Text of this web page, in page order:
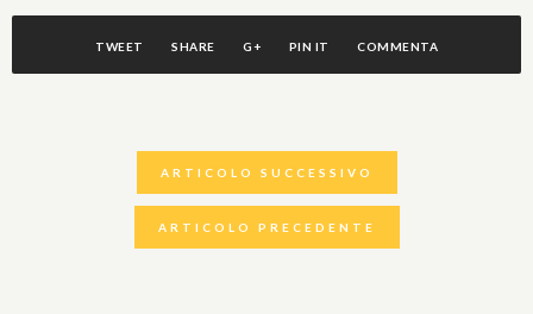
TWEET SHARE G+ PIN IT COMMENTA
ARTICOLO SUCCESSIVO
ARTICOLO PRECEDENTE